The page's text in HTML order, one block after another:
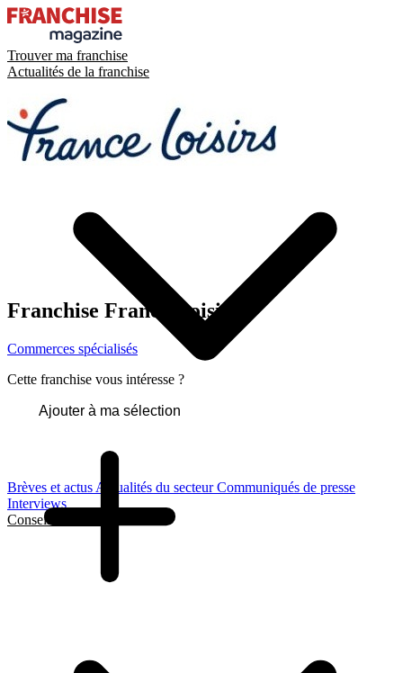
Trouver ma franchise
Actualités de la franchise
Brèves et actus Actualités du secteurCommuniqués de presse
Interviews
Conseils et Guides
Franchise France Loisirs
Commerces spécialisés
Cette franchise vous intéresse ?
Ajouter à ma sélection